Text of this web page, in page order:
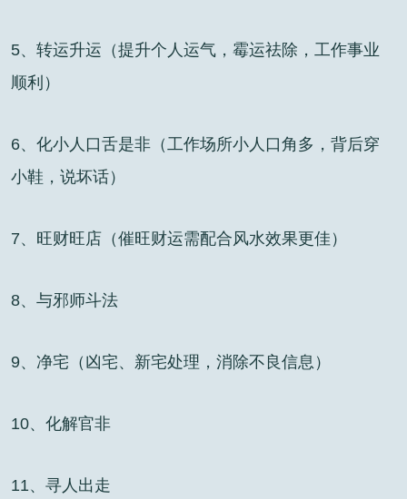
5、转运升运（提升个人运气，霉运祛除，工作事业
顺利）
6、化小人口舌是非（工作场所小人口角多，背后穿
小鞋，说坏话）
7、旺财旺店（催旺财运需配合风水效果更佳）
8、与邪师斗法
9、净宅（凶宅、新宅处理，消除不良信息）
10、化解官非
11、寻人出走